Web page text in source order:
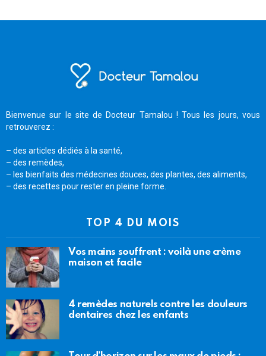
Bienvenue sur le site de Docteur Tamalou ! Tous les jours, vous
retrouverez :
– des articles dédiés à la santé,
– des remèdes,
– les bienfaits des médecines douces, des plantes, des aliments,
– des recettes pour rester en pleine forme.
TOP 4 DU MOIS
Vos mains souffrent : voilà une crème
maison et facile
4 remèdes naturels contre les douleurs
dentaires chez les enfants